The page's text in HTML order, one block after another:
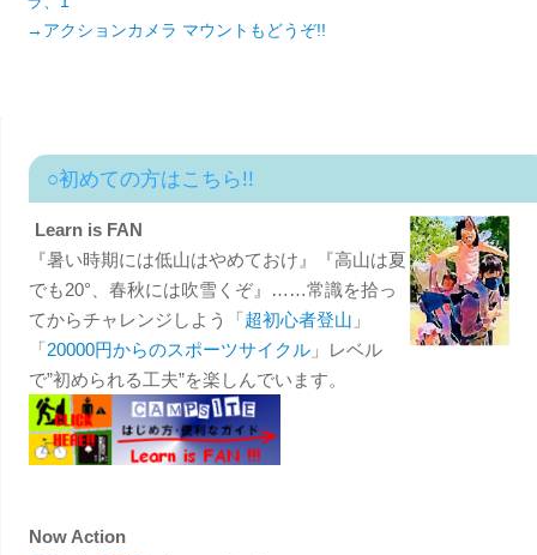
→アクションカメラ マウントもどうぞ!!
○初めての方はこちら!!
Learn is FAN
『暑い時期には低山はやめておけ』『高山は夏
でも20°、春秋には吹雪くぞ』……常識を拾っ
てからチャレンジしよう「超初心者登山 」
「20000円からのスポーツサイクル」レベル
で”初められる工夫”を楽しんでいます。
Now Action